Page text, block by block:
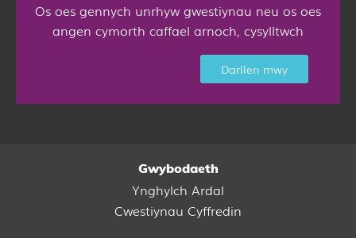
Os oes gennych unrhyw gwestiynau neu os oes
angen cymorth caffael arnoch, cysylltwch
Darllen mwy
Gwybodaeth
Ynghylch Ardal
Cwestiynau Cyffredin